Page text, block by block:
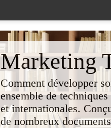
Marketing
Comment développer
ensemble de
et internationales.
de nombreux